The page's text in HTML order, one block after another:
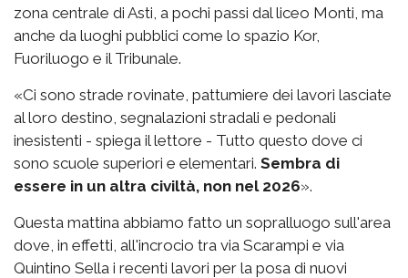
zona centrale di Asti, a pochi passi dal liceo Monti, ma
anche da luoghi pubblici come lo spazio Kor,
Fuoriluogo e il Tribunale.
«Ci sono strade rovinate, pattumiere dei lavori lasciate
al loro destino, segnalazioni stradali e pedonali
inesistenti - spiega il lettore - Tutto questo dove ci
sono scuole superiori e elementari. Sembra di
essere in un altra civiltà, non nel 2026».
Questa mattina abbiamo fatto un sopralluogo sull'area
dove, in effetti, all'incrocio tra via Scarampi e via
Quintino Sella i recenti lavori per la posa di nuovi